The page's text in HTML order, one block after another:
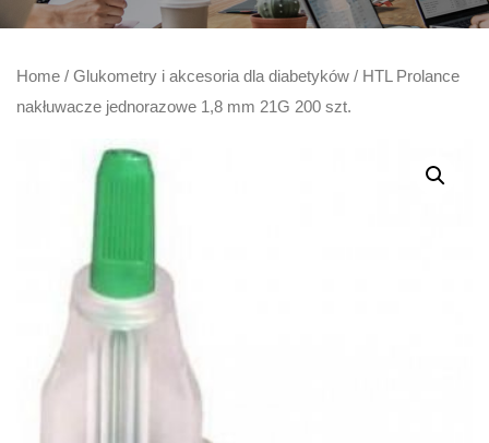
Home / Glukometry i akcesoria dla diabetyków / HTL Prolance
nakłuwacze jednorazowe 1,8 mm 21G 200 szt.